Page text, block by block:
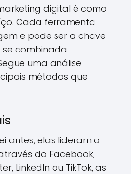
digital é como
Cada ferramenta
e pode ser a chave
se combinada
uma análise
métodos que
antes, elas lideram o
do Facebook,
LinkedIn ou TikTok, as